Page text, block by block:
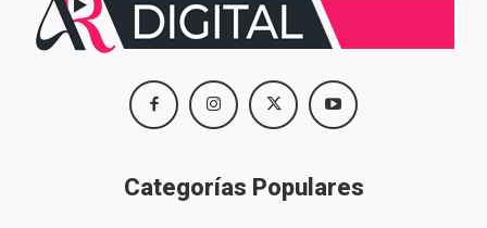
Categorías Populares